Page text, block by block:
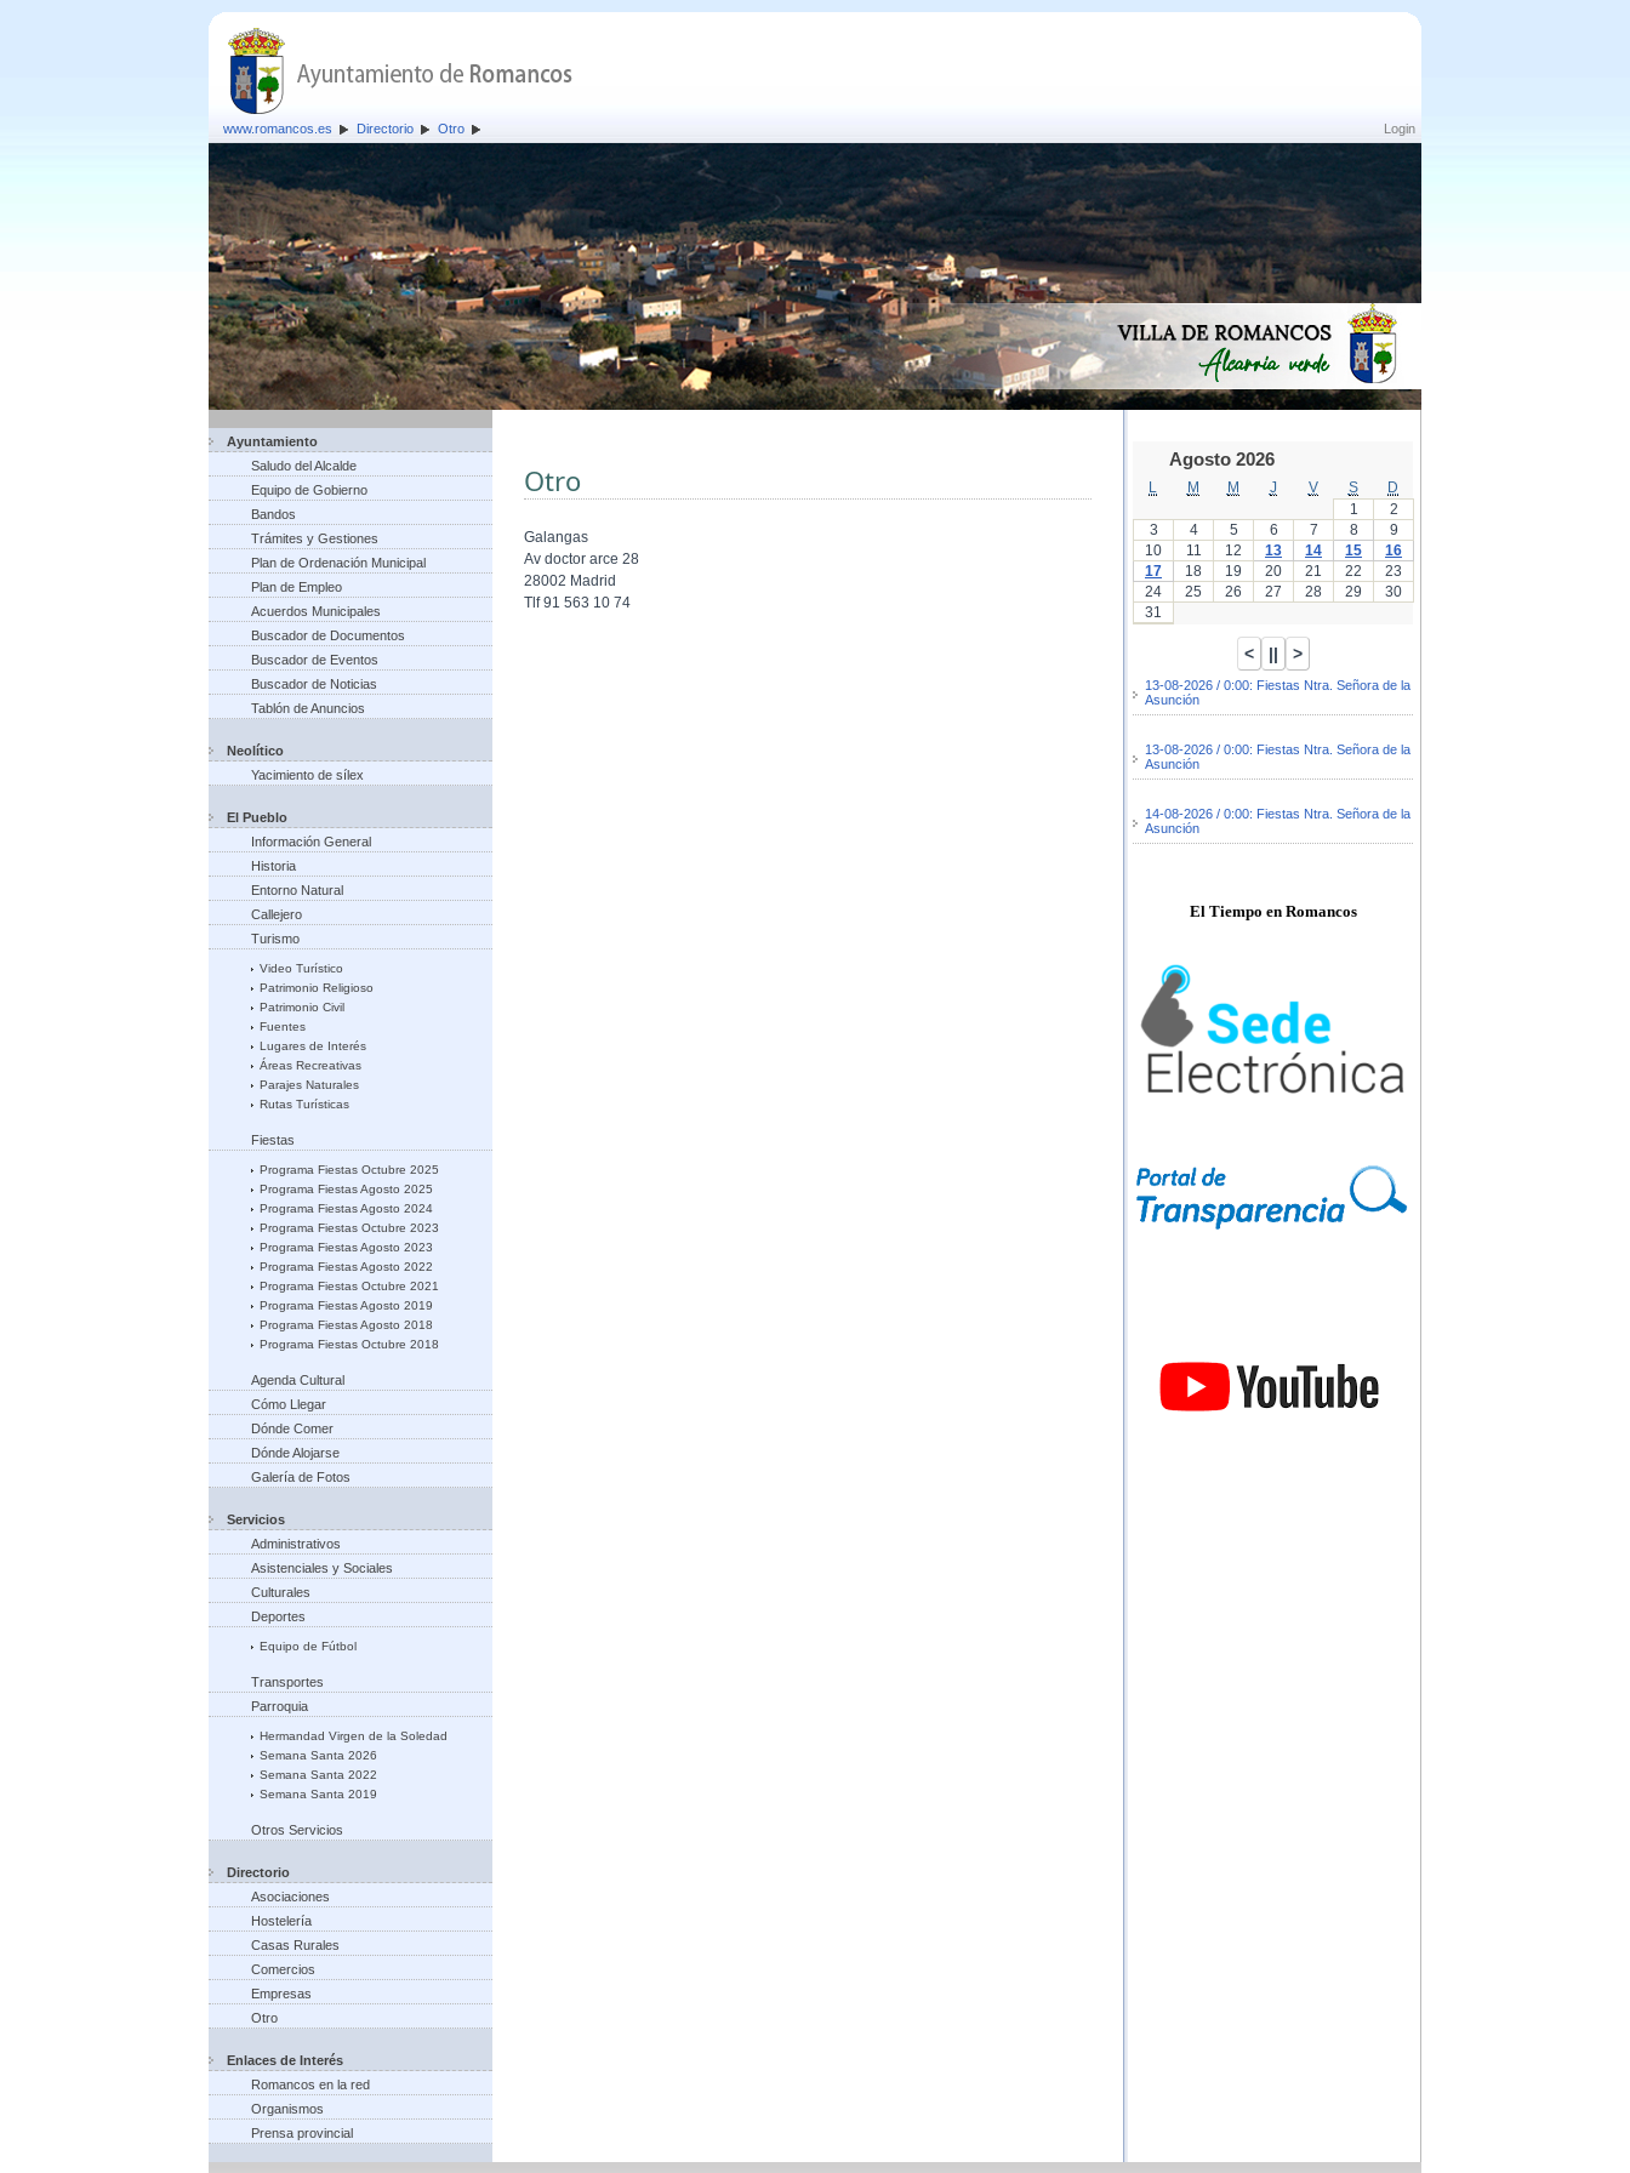
Login
www.romancos.es Directorio Otro
Ayuntamiento
Saludo del Alcalde
Equipo de Gobierno
Bandos
Trámites y Gestiones
Plan de Ordenación Municipal
Plan de Empleo
Acuerdos Municipales
Buscador de Documentos
Buscador de Eventos
Buscador de Noticias
Tablón de Anuncios
Neolítico
Yacimiento de sílex
El Pueblo
Información General
Historia
Entorno Natural
Callejero
Turismo
Video Turístico
Patrimonio Religioso
Patrimonio Civil
Fuentes
Lugares de Interés
Áreas Recreativas
Parajes Naturales
Rutas Turísticas
Fiestas
Programa Fiestas Octubre 2025
Programa Fiestas Agosto 2025
Programa Fiestas Agosto 2024
Programa Fiestas Octubre 2023
Programa Fiestas Agosto 2023
Programa Fiestas Agosto 2022
Programa Fiestas Octubre 2021
Programa Fiestas Agosto 2019
Programa Fiestas Agosto 2018
Programa Fiestas Octubre 2018
Agenda Cultural
Cómo Llegar
Dónde Comer
Dónde Alojarse
Galería de Fotos
Servicios
Administrativos
Asistenciales y Sociales
Culturales
Deportes
Equipo de Fútbol
Transportes
Parroquia
Hermandad Virgen de la Soledad
Semana Santa 2026
Semana Santa 2022
Semana Santa 2019
Otros Servicios
Directorio
Asociaciones
Hostelería
Casas Rurales
Comercios
Empresas
Otro
Enlaces de Interés
Romancos en la red
Organismos
Prensa provincial
Otro
Galangas
Av doctor arce 28
28002 Madrid
Tlf 91 563 10 74
Agosto 2026
M M J V S
D
1
2
3
4 5 6 7 8
9
10
11 12 13 14 15
16
17
18 19 20 21 22
23
24
25 26 27 28 29
30
31
13-08-2026 / 0:00: Fiestas Ntra. Señora de la
Asunción
13-08-2026 / 0:00: Fiestas Ntra. Señora de la
Asunción
14-08-2026 / 0:00: Fiestas Ntra. Señora de la
Asunción
El Tiempo en Romancos